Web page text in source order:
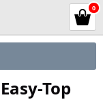
0
Top